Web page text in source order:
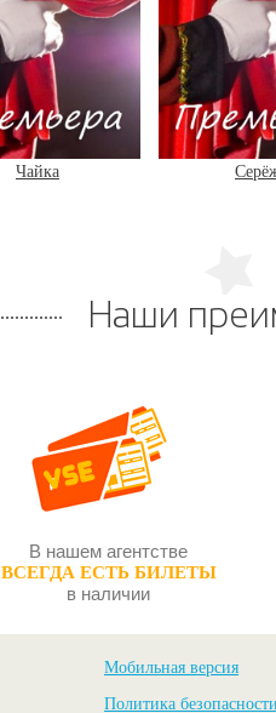
Чайка
Наши
В нашем агентстве
ВСЕГДА ЕСТЬ БИЛЕТЫ
в наличии
Мобильная версия
Политика безопасности